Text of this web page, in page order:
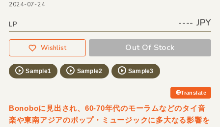
2024-07-24
LP ---- JPY
Wishlist Out Of Stock
Sample1 Sample2 Sample3
Translate
Bonoboに見出され、60-70年代のモーラムなどのタイ音
楽や東南アジアのポップ・ミュージックに多大なる影響を